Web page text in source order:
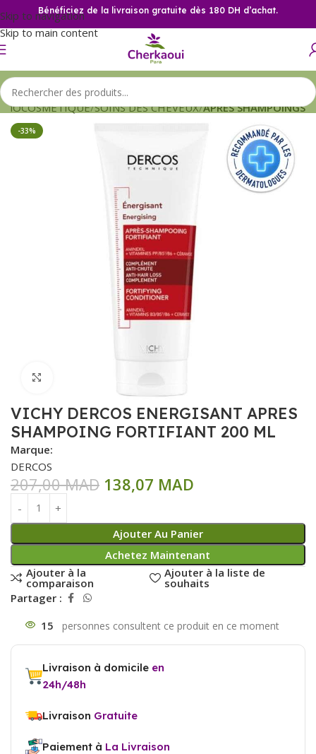
Skip to navigation
Skip to main content
Bénéficiez de la livraison gratuite dès 180 DH d’achat.
SOINS DES CHEVEUX APRES SHAMPOINGS
-33%
VICHY DERCOS ENERGISANT APRES
SHAMPOING FORTIFIANT 200 ML
Marque:
DERCOS
207,00MAD 138,07 MAD
Ajouter Au Panier
Achetez Maintenant
Ajouter à la
comparaison
Ajouter à la liste de
souhaits
Partager :
15
Livraison à domicile en
24h/48h
Livraison Gratuite
Paiement à La Livraison